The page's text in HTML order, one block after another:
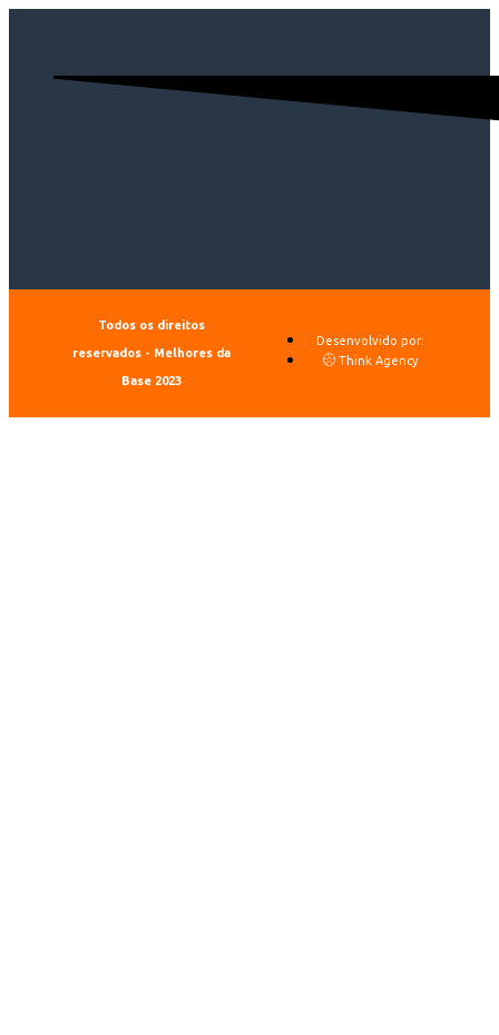
Todos os direitos
reservados - Melhores da
Base 2023
Desenvolvido por:
Think Agency